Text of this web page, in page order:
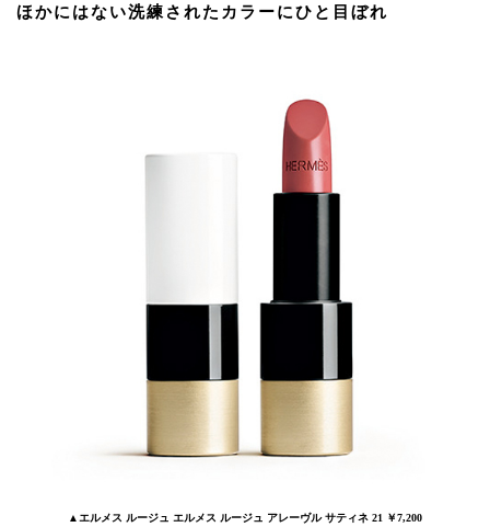
ほかにはない洗練されたカラーにひと目ぼれ
▲エルメス ルージュ エルメス ルージュ アレーヴル サティネ 21 ￥7,200